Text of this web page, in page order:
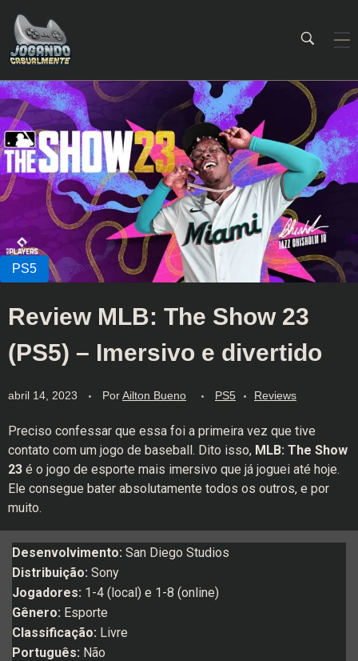
Jogando Casualmente
Conteúdo family friendly sobre games! Desde 2019 analisando jogos.
Review MLB: The Show 23
(PS5) – Imersivo e divertido
abril 14, 2023 PorAilton Bueno PS5 Reviews
Preciso confessar que essa foi a primeira vez que tive
contato com um jogo de baseball. Dito isso, MLB: The Show
23 é o jogo de esporte mais imersivo que já joguei até hoje.
Ele consegue bater absolutamente todos os outros, e por
muito.
Desenvolvimento: San Diego Studios
Distribuição: Sony
Jogadores: 1-4 (local) e 1-8 (online)
Gênero: Esporte
Classificação: Livre
Português: Não